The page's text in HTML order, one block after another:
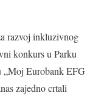
razvoj inkluzivnog
konkurs u Parku
„Moj Eurobank EFG
zajedno crtali